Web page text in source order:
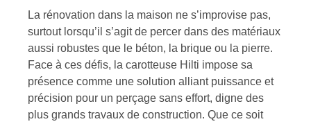
La rénovation dans la maison ne s’improvise pas,
surtout lorsqu’il s’agit de percer dans des matériaux
aussi robustes que le béton, la brique ou la pierre.
Face à ces défis, la carotteuse Hilti impose sa
présence comme une solution alliant puissance et
précision pour un perçage sans effort, digne des
plus grands travaux de construction. Que ce soit